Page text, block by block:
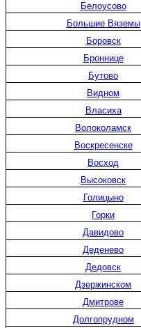
Белоусово
Большие Вяземы
Боровск
Броннице
Бутово
Видном
Власиха
Волоколамск
Воскресенске
Восход
Высоковск
Голицыно
Горки
Давидово
Деденево
Дедовск
Дзержинском
Дмитрове
Долгопрудном